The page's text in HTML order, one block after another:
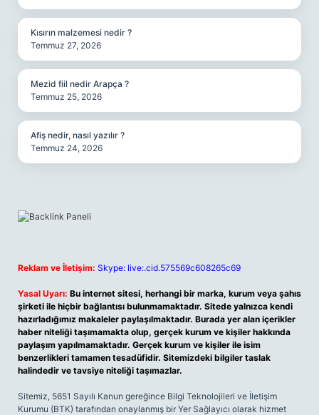
Kısırın malzemesi nedir ?
Temmuz 27, 2026
Mezid fiil nedir Arapça ?
Temmuz 25, 2026
Afiş nedir, nasıl yazılır ?
Temmuz 24, 2026
Reklam ve İletişim: Skype: live:.cid.575569c608265c69
Yasal Uyarı: Bu internet sitesi, herhangi bir marka, kurum veya şahıs
şirketi ile hiçbir bağlantısı bulunmamaktadır. Sitede yalnızca kendi
hazırladığımız makaleler paylaşılmaktadır. Burada yer alan içerikler
haber niteliği taşımamakta olup, gerçek kurum ve kişiler hakkında
paylaşım yapılmamaktadır. Gerçek kurum ve kişiler ile isim
benzerlikleri tamamen tesadüfidir. Sitemizdeki bilgiler taslak
halindedir ve tavsiye niteliği taşımazlar.
Sitemiz, 5651 Sayılı Kanun gereğince Bilgi Teknolojileri ve İletişim
Kurumu (BTK) tarafından onaylanmış bir Yer Sağlayıcı olarak hizmet